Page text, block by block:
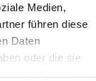
Medien,
führen diese
Daten
oder die sie
das Recht
beteiligt zu
sich zu
dazu in der